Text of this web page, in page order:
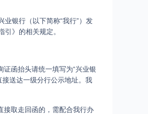
银行（以下简称“我行”）发
》的相关规定。
函抬头请统一填写为“兴业银
接送达一级分行公示地址。我
接取走回函的，需配合我行办